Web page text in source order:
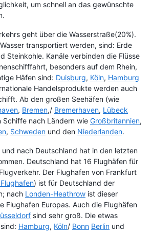
um schnell an das gewünschte
geht über die Wasserstraße(20%).
transportiert werden, sind: Erde
Steinkohle. Kanäle verbinden die Flüsse
besonders auf dem Rhein,
Häfen sind: Duisburg, Köln, Hamburg
Handelsprodukte werden auch
Ab den großen Seehäfen (wie
, Bremen,/ Bremerhaven, Lübeck
Schiffe nach Ländern wie Großbritannien,
, Schweden und den Niederlanden.
nach Deutschland hat in den letzten
Deutschland hat 16 Flughäfen für
Der Flughafen von Frankfurt
) ist für Deutschland der
nach Londen-Heathrow ist dieser
Flughafen Europas. Auch die Flughäfen
sind sehr groß. Die etwas
Hamburg, Köln/ Bonn Berlin und